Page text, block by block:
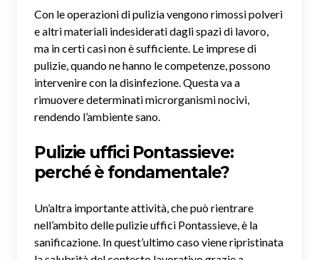
Con le operazioni di pulizia vengono rimossi polveri
e altri materiali indesiderati dagli spazi di lavoro,
ma in certi casi non è sufficiente. Le imprese di
pulizie, quando ne hanno le competenze, possono
intervenire con la disinfezione. Questa va a
rimuovere determinati microrganismi nocivi,
rendendo l’ambiente sano.
Pulizie uffici Pontassieve:
perché è fondamentale?
Un’altra importante attività, che può rientrare
nell’ambito delle pulizie uffici Pontassieve, è la
sanificazione. In quest’ultimo caso viene ripristinata